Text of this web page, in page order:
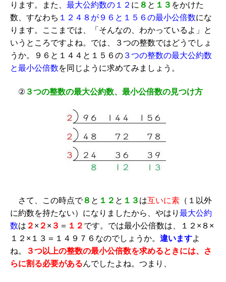
ります。また、 最大公約数の１２ に ８ と １３ をかけた
数、すなわち １２４８が９６と１５６の最小公倍数にな
ります。ここまでは、「そんなの、わかっているよ」と
いうところですよね。では、３つの整数ではどうでしょ
うか。９６と１４４と１５６の ３つの整数の最大公約数
と最小公倍数を同じように求めてみましょう。
② ３つの整数の最大公約数、最小公倍数の見つけ方
さて、この時点で８ と １２ と １３ は互いに素 （１以外
に約数を持たない）になりましたから、やはり 最大公約
数は ２ × ２ × ３ ＝ １２ です。では最小公倍数は、１２×８×
１２×１３＝１４９７６なのでしょうか。 違いますよ
ね。
３つ以上の整数の最小公倍数を求めるときには、さ
らに割る必要があるんでしたよね。つまり、